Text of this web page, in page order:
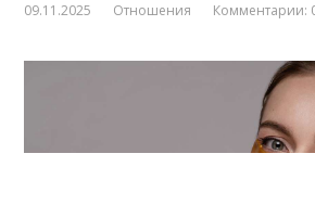
09.11.2025 Отношения Комментарии: